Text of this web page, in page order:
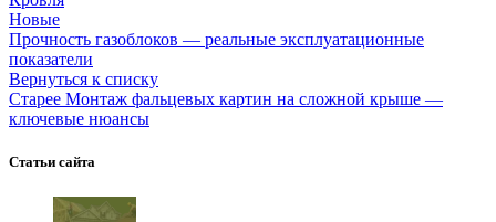
Новые
Прочность газоблоков — реальные эксплуатационные
показатели
Вернуться к списку
Старее Монтаж фальцевых картин на сложной крыше —
ключевые нюансы
Статьи сайта